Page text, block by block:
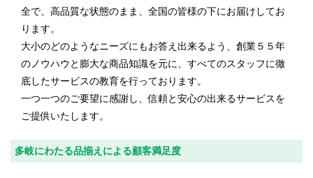
全で、高品質な状態のまま、全国の皆様の下にお届けしてお
ります。
大小のどのようなニーズにもお答え出来るよう、創業５５年
のノウハウと膨大な商品知識を元に、すべてのスタッフに徹
底したサービスの教育を行っております。
一つ一つのご要望に感謝し、信頼と安心の出来るサービスを
ご提供いたします。
多岐にわたる品揃えによる顧客満足度